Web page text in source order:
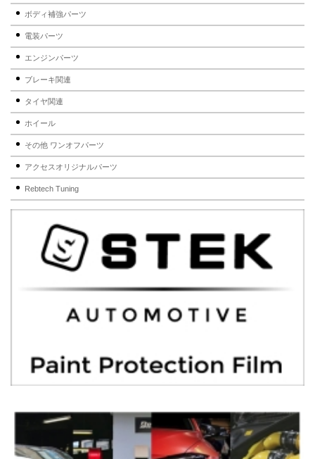
ボディ補強パーツ
電装パーツ
エンジンパーツ
ブレーキ関連
タイヤ関連
ホイール
その他 ワンオフパーツ
アクセスオリジナルパーツ
Rebtech Tuning